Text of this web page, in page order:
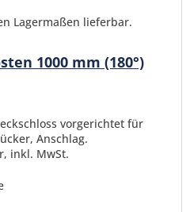
gelesen,
sind Pflichtfelder.
Lagermaßen lieferbar.
1000 mm (180°)
vorgerichtet für
Anschlag.
inkl. MwSt.